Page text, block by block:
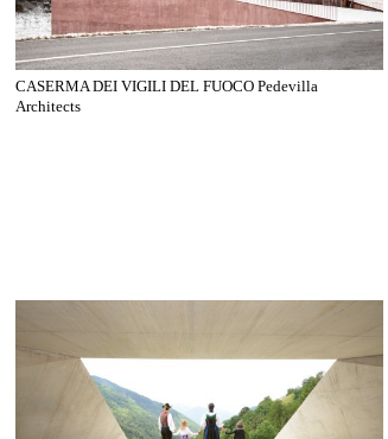
CASERMA DEI VIGILI DEL FUOCO Pedevilla
Architects